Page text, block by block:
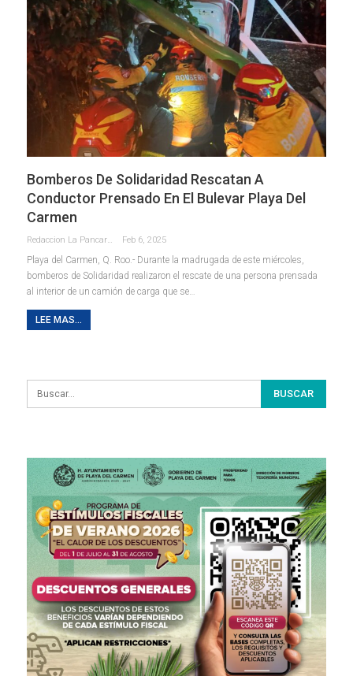
Bomberos De Solidaridad Rescatan A
Conductor Prensado En El Bulevar Playa Del
Carmen
Redaccion La Pancarta De Quintana Roo Feb 6, 2025
Playa del Carmen, Q. Roo.- Durante la madrugada de este miércoles,
bomberos de Solidaridad realizaron el rescate de una persona prensada
al interior de un camión de carga que se…
LEE MAS...